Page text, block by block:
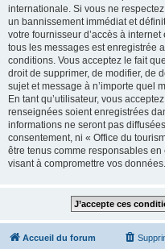
internationale. Si vous ne
un bannissement immédiat et
votre fournisseur d’accès à
tous les messages est enregistrée
conditions. Vous acceptez le fait
droit de supprimer, de modifier, de
sujet et message à n’importe quel
En tant qu’utilisateur, vous
renseignées soient enregistrées
informations ne seront pas
consentement, ni « Office du
être tenus comme responsables
visant à compromettre vos données.
Accueil du forum